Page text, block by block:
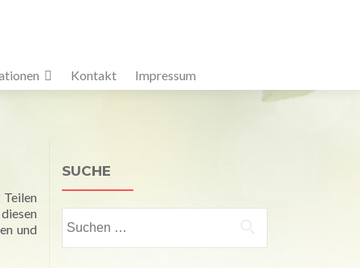
Kontakt Impressum
und
SUCHE
nach: